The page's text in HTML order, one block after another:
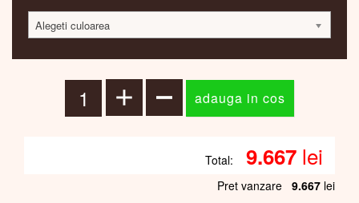
Alegeti culoarea
Total: 9.667 lei
Pret vanzare 9.667 lei